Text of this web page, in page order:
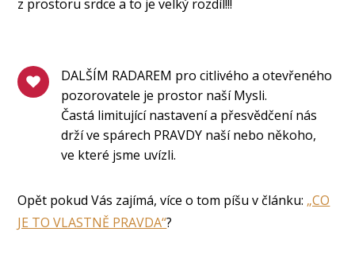
z prostoru srdce a to je velký rozdíl!!!
DALŠÍM RADAREM pro citlivého a otevřeného
pozorovatele je prostor naší Mysli.
Častá limitující nastavení a přesvědčení nás
drží ve spárech PRAVDY naší nebo někoho,
ve které jsme uvízli.
Opět pokud Vás zajímá, více o tom píšu v článku: „CO
JE TO VLASTNĚ PRAVDA“?